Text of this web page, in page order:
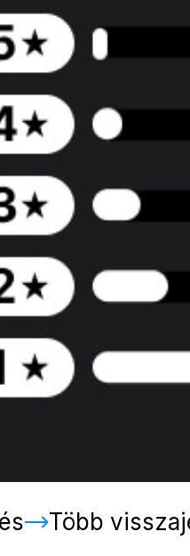
Több